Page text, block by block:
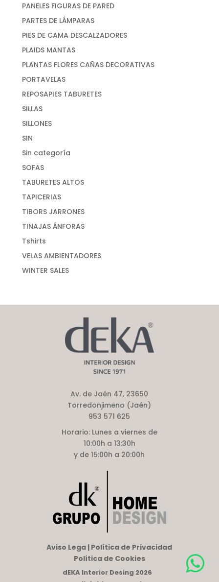
PANELES FIGURAS DE PARED
PARTES DE LÁMPARAS
PIES DE CAMA DESCALZADORES
PLAIDS MANTAS
PLANTAS FLORES CAÑAS DECORATIVAS
PORTAVELAS
REPOSAPIES TABURETES
SILLAS
SILLONES
SIN
Sin categoría
SOFAS
TABURETES ALTOS
TAPICERIAS
TIBORS JARRONES
TINAJAS ÁNFORAS
Tshirts
VELAS AMBIENTADORES
WINTER SALES
Av. de Jaén 47, 23650
Torredonjimeno (Jaén)
953 571 625
Horario:Lunes a viernes de
10:00h a 13:30h
y de 15:00h a 20:00h
Aviso Lega | Política de Privacidad
Política de Cookies
dEKA Interior Desing 2026